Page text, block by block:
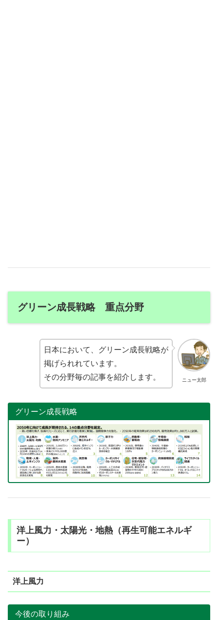
グリーン成長戦略 重点分野
ニュー太郎
日本において、グリーン成長戦略が
掲げられれています。
その分野毎の記事を紹介します。
グリーン成長戦略
洋上風力・太陽光・地熱（再生可能エネルギ
ー）
洋上風力
今後の取り組み